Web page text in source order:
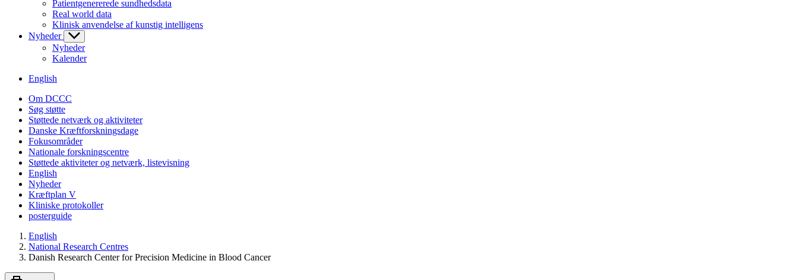
Patientgenererede sundhedsdata
Real world data
Klinisk anvendelse af kunstig intelligens
Nyheder
Nyheder
Kalender
English
Om DCCC
Søg støtte
Støttede netværk og aktiviteter
Danske Kræftforskningsdage
Fokusområder
Nationale forskningscentre
Støttede aktiviteter og netværk, listevisning
English
Nyheder
Kræftplan V
Kliniske protokoller
posterguide
English
National Research Centres
Danish Research Center for Precision Medicine in Blood Cancer